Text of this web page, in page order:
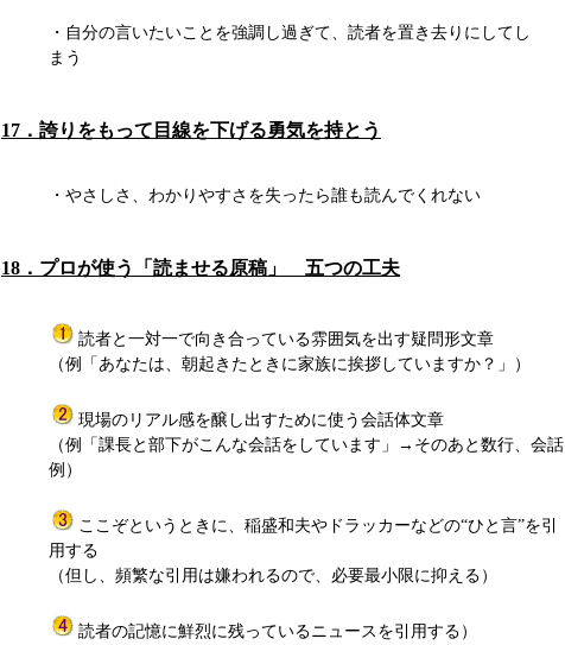
・自分の言いたいことを強調し過ぎて、読者を置き去りにしてし
まう
17．誇りをもって目線を下げる勇気を持とう
・やさしさ、わかりやすさを失ったら誰も読んでくれない
18．プロが使う「読ませる原稿」 五つの工夫
読者と一対一で向き合っている雰囲気を出す疑問形文章
（例「あなたは、朝起きたときに家族に挨拶していますか？」）
現場のリアル感を醸し出すために使う会話体文章
（例「課長と部下がこんな会話をしています」→そのあと数行、会話
例）
ここぞというときに、稲盛和夫やドラッカーなどの“ひと言”を引
用する
（但し、頻繁な引用は嫌われるので、必要最小限に抑える）
読者の記憶に鮮烈に残っているニュースを引用する）